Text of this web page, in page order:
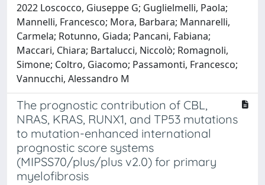
2022 Loscocco, Giuseppe G; Guglielmelli, Paola;
Mannelli, Francesco; Mora, Barbara; Mannarelli,
Carmela; Rotunno, Giada; Pancani, Fabiana;
Maccari, Chiara; Bartalucci, Niccolò; Romagnoli,
Simone; Coltro, Giacomo; Passamonti, Francesco;
Vannucchi, Alessandro M
The prognostic contribution of CBL,
NRAS, KRAS, RUNX1, and TP53 mutations
to mutation-enhanced international
prognostic score systems
(MIPSS70/plus/plus v2.0) for primary
myelofibrosis